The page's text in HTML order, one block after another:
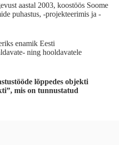
aastal 2003, koostöös Soome
puhastus, -projekteerimis ja -
enamik Eesti
ning hooldavatele
lõppedes objekti
mis on tunnustatud